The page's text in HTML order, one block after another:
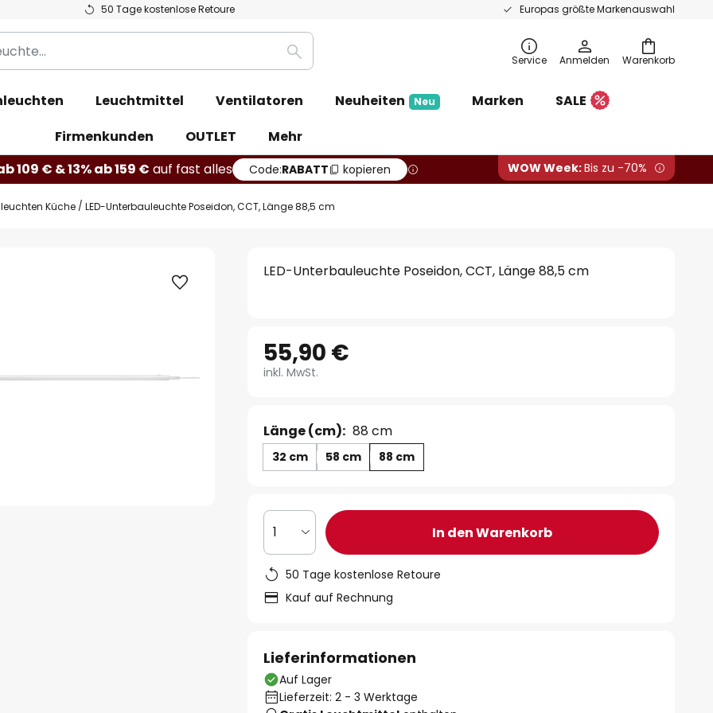
50 Tage kostenlose Retoure Europas größte Markenauswahl
Warenkorb
Suche Service Anmelden
Leuchtmittel Ventilatoren Neuheiten Neu Marken
SALE
Firmenkunden
OUTLET
Mehr
109 € & 13% ab 159 € auf fast alles Code:RABATT kopieren WOW Week:Bis zu -70%
Küche LED-Unterbauleuchte Poseidon, CCT, Länge 88,5 cm
LED-Unterbauleuchte Poseidon, CCT, Länge 88,5 cm
55,90 €
inkl. MwSt.
Länge (cm): 88 cm
32 cm 58 cm 88 cm
1 In den Warenkorb
50 Tage kostenlose Retoure
Kauf auf Rechnung
Lieferinformationen
Auf Lager
Lieferzeit: 2 - 3 Werktage